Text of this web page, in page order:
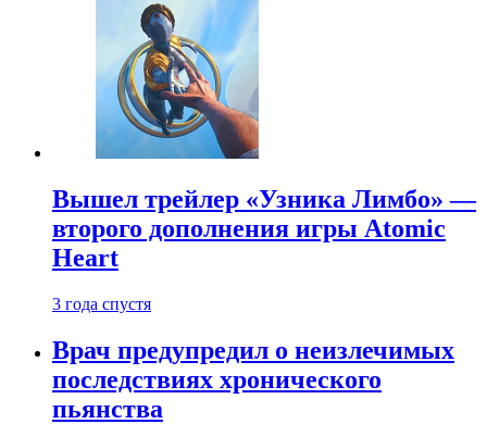
Вышел трейлер «Узника Лимбо» —
второго дополнения игры Atomic
Heart
3 года спустя
Врач предупредил о неизлечимых
последствиях хронического
пьянства